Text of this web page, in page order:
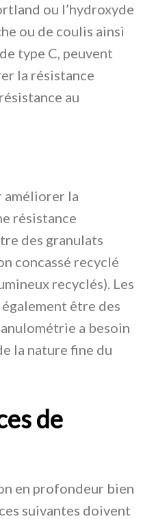
ou l’hydroxyde
ou de coulis ainsi
type C, peuvent
la résistance
au
améliorer la
résistance
des granulats
concassé recyclé
recyclés). Les
être des
a besoin
la nature fine du
de
en profondeur bien
suivantes doivent